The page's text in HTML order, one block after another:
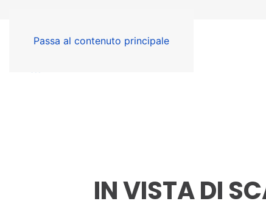
Passa al contenuto principale
IN VISTA DI